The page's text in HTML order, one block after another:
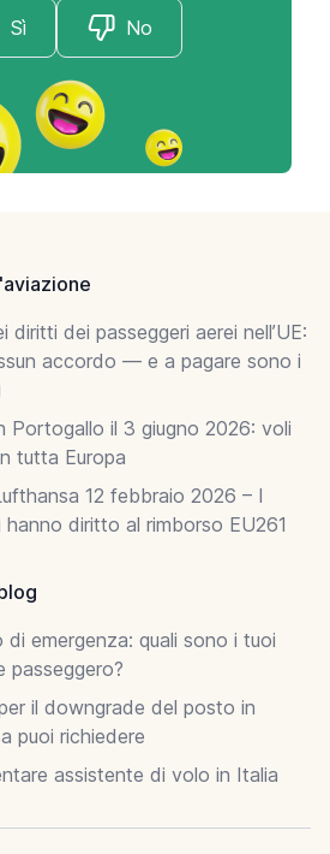
Sì No
diritti dei passeggeri aerei nell’UE:
accordo — e a pagare sono i
Portogallo il 3 giugno 2026: voli
tutta Europa
12 febbraio 2026 – I
hanno diritto al rimborso EU261
di emergenza: quali sono i tuoi
passeggero?
il downgrade del posto in
puoi richiedere
assistente di volo in Italia